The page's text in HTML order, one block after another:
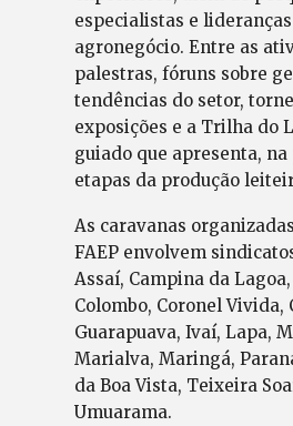
especialistas e
agronegócio. Entre as
palestras, fóruns sobre
tendências do setor,
exposições e a Trilha do
guiado que apresenta, na
etapas da produção
As caravanas
FAEP envolvem
Assaí, Campina da
Colombo, Coronel Vivida,
Guarapuava, Ivaí, Lapa,
Marialva, Maringá,
da Boa Vista, Teixeira
Umuarama.